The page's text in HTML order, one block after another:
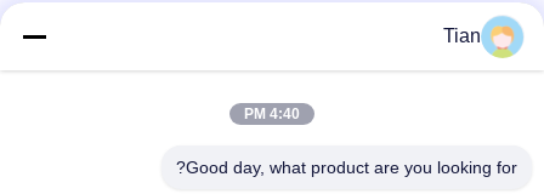
Tian
4:40 PM
Good day, what product are you looking for?